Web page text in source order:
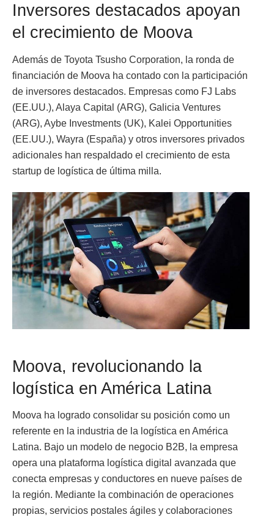
Inversores destacados apoyan
el crecimiento de Moova
Además de Toyota Tsusho Corporation, la ronda de
financiación de Moova ha contado con la participación
de inversores destacados. Empresas como FJ Labs
(EE.UU.), Alaya Capital (ARG), Galicia Ventures
(ARG), Aybe Investments (UK), Kalei Opportunities
(EE.UU.), Wayra (España) y otros inversores privados
adicionales han respaldado el crecimiento de esta
startup de logística de última milla.
Moova, revolucionando la
logística en América Latina
Moova ha logrado consolidar su posición como un
referente en la industria de la logística en América
Latina. Bajo un modelo de negocio B2B, la empresa
opera una plataforma logística digital avanzada que
conecta empresas y conductores en nueve países de
la región. Mediante la combinación de operaciones
propias, servicios postales ágiles y colaboraciones